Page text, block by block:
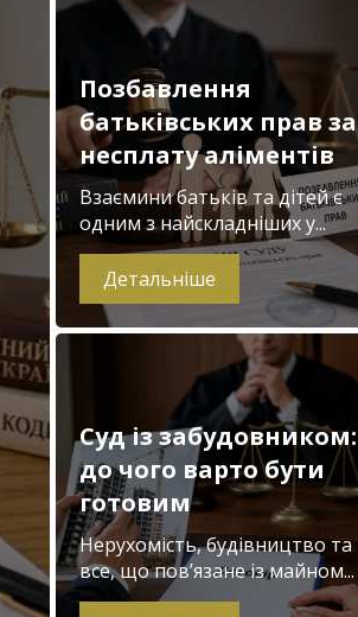
Позбавлення
батьківських прав за
несплату аліментів
Взаємини батьків та дітей є
одним з найскладніших у...
Детальніше
Суд із забудовником:
до чого варто бути
готовим
Нерухомість, будівництво та
все, що пов’язане із майном...